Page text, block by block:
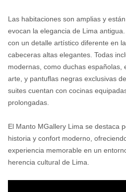
Las habitaciones son amplias y
evocan la elegancia de Lima
con un detalle artístico diferente en
cabeceras altas elegantes. Todas
modernas, como duchas españolas,
arte, y pantuflas negras exclusivas
suites cuentan con cocinas
prolongadas.
El Manto MGallery Lima se destaca
historia y confort moderno,
experiencia memorable en un
herencia cultural de Lima.